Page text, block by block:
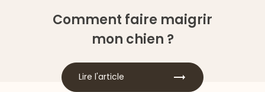
Comment faire maigrir
mon chien ?
Lire l'article